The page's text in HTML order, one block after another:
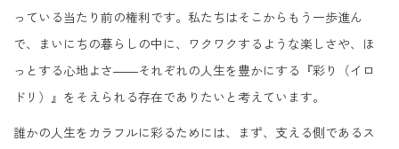
っている当たり前の権利です。私たちはそこからもう一歩進ん
で、まいにちの暮らしの中に、ワクワクするような楽しさや、ほ
っとする心地よさ――それぞれの人生を豊かにする『彩り（イロ
ドリ）』をそえられる存在でありたいと考えています。
誰かの人生をカラフルに彩るためには、まず、支える側であるス